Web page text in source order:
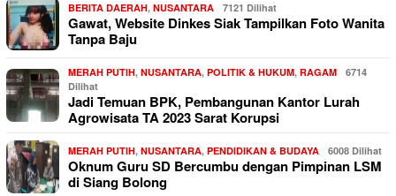
BERITA DAERAH, NUSANTARA 7121 Dilihat
Gawat, Website Dinkes Siak Tampilkan Foto Wanita
Tanpa Baju
MERAH PUTIH, NUSANTARA, POLITIK & HUKUM, RAGAM
6714
Dilihat
Jadi Temuan BPK, Pembangunan Kantor Lurah
Agrowisata TA 2023 Sarat Korupsi
MERAH PUTIH, NUSANTARA, PENDIDIKAN & BUDAYA 6008 Dilihat
Oknum Guru SD Bercumbu dengan Pimpinan LSM
di Siang Bolong